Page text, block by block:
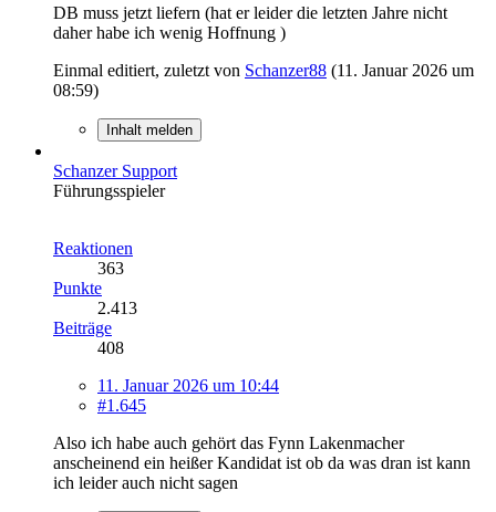
DB muss jetzt liefern (hat er leider die letzten Jahre nicht
daher habe ich wenig Hoffnung )
Einmal editiert, zuletzt von Schanzer88 (11. Januar 2026 um
08:59)
Inhalt melden
Schanzer Support
Führungsspieler
Reaktionen
363
Punkte
2.413
Beiträge
408
11. Januar 2026 um 10:44
#1.645
Also ich habe auch gehört das Fynn Lakenmacher
anscheinend ein heißer Kandidat ist ob da was dran ist kann
ich leider auch nicht sagen